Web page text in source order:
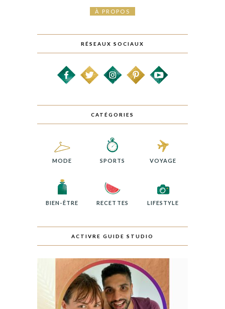
À PROPOS
RÉSEAUX SOCIAUX
CATÉGORIES
MODE SPORTS VOYAGE
BIEN-ÊTRE RECETTES LIFESTYLE
ACTIVRE GUIDE STUDIO